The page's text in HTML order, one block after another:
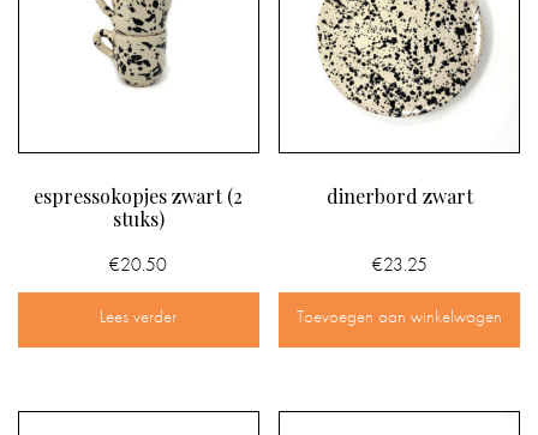
espressokopjes zwart (2
stuks)
€20.50
Lees verder
dinerbord zwart
€23.25
Toevoegen aan winkelwagen